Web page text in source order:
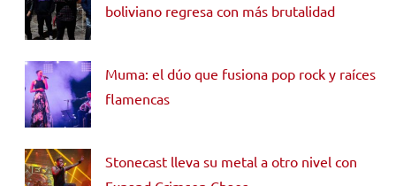
boliviano regresa con más brutalidad
Muma: el dúo que fusiona pop rock y raíces
flamencas
Stonecast lleva su metal a otro nivel con